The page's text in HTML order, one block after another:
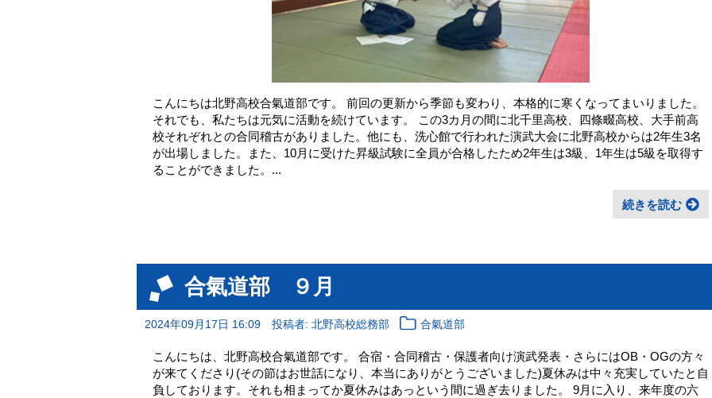
こんにちは北野高校合氣道部です。 前回の更新から季節も変わり、本格的に寒くなってまいりました。
それでも、私たちは元気に活動を続けています。 この3カ月の間に北千里高校、四條畷高校、大手前高
校それぞれとの合同稽古がありました。他にも、洗心館で行われた演武大会に北野高校からは2年生3名
が出場しました。また、10月に受けた昇級試験に全員が合格したため2年生は3級、1年生は5級を取得す
ることができました。...
続きを読む
合氣道部 ９月
2024年09月17日 16:09 投稿者: 北野高校総務部 合氣道部
こんにちは、北野高校合氣道部です。 合宿・合同稽古・保護者向け演武発表・さらにはOB・OGの方々
が来てくださり(その節はお世話になり、本当にありがとうございました)夏休みは中々充実していたと自
負しております。それも相まってか夏休みはあっという間に過ぎ去りました。 9月に入り、来年度の六